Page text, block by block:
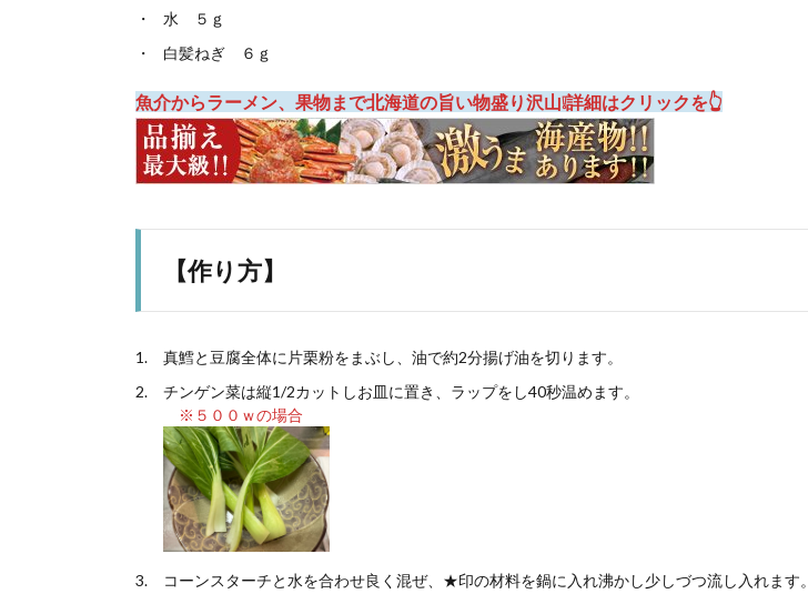
水 ５ｇ
白髪ねぎ ６ｇ
魚介からラーメン、果物まで北海道の旨い物盛り沢山❕詳細はクリックを👆
【作り方】
真鱈と豆腐全体に片栗粉をまぶし、油で約2分揚げ油を切ります。
チンゲン菜は縦1/2カットしお皿に置き、ラップをし40秒温めます。
※５００ｗの場合
コーンスターチと水を合わせ良く混ぜ、★印の材料を鍋に入れ沸かし少しづつ流し入れます。